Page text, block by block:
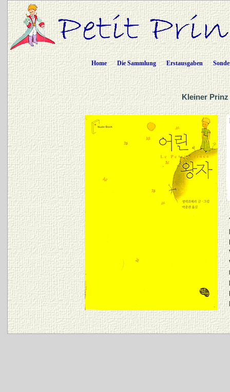
Home Die Sammlung Erstausgaben
Kleiner Prinz